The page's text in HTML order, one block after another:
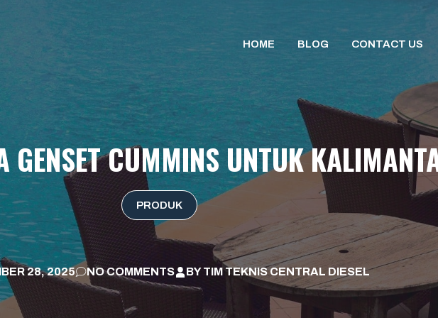
HOME BLOG CONTACT US
GENSET CUMMINS UNTUK
PRODUK
28, 2025 NO COMMENTS BYTIM TEKNIS CENTRAL DIESEL